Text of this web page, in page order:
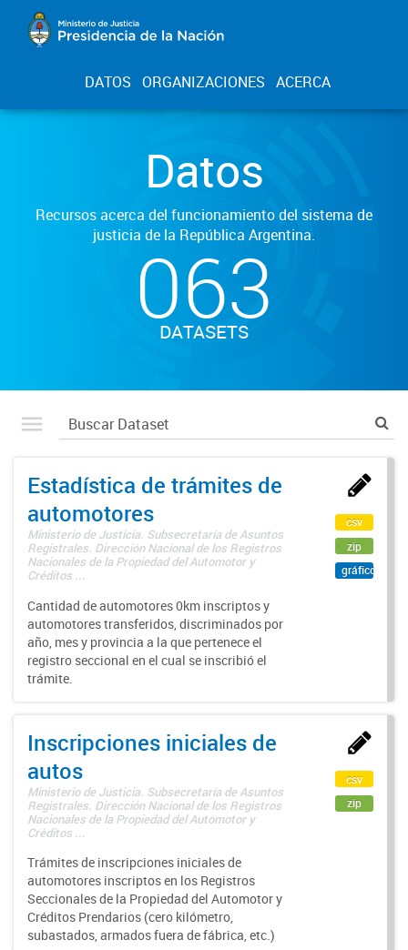
DATOS ORGANIZACIONES ACERCA
Datos
Recursos acerca del funcionamiento del sistema de
justicia de la República Argentina.
063
DATASETS
Estadística de trámites de
automotores
Ministerio de Justicia. Subsecretaría de Asuntos
Registrales. Dirección Nacional de los Registros
Nacionales de la Propiedad del Automotor y
Créditos ...
Cantidad de automotores 0km inscriptos y
automotores transferidos, discriminados por
año, mes y provincia a la que pertenece el
registro seccional en el cual se inscribió el
trámite.
csv
zip
gráfico
Inscripciones iniciales de
autos
Ministerio de Justicia. Subsecretaría de Asuntos
Registrales. Dirección Nacional de los Registros
Nacionales de la Propiedad del Automotor y
Créditos ...
Trámites de inscripciones iniciales de
automotores inscriptos en los Registros
Seccionales de la Propiedad del Automotor y
Créditos Prendarios (cero kilómetro,
subastados, armados fuera de fábrica, etc.)
csv
zip